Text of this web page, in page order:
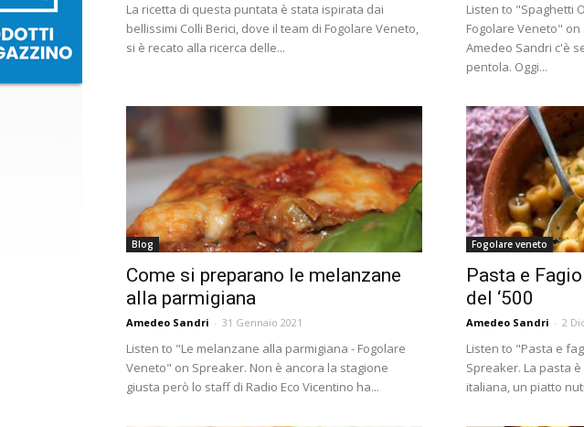
La ricetta di questa puntata è stata ispirata dai
bellissimi Colli Berici, dove il team di Fogolare Veneto,
si è recato alla ricerca delle...
Listen to "Spaghetti
Fogolare Veneto"
Amedeo Sandri c'è
pentola. Oggi...
Blog
Come si preparano le melanzane
alla parmigiana
Amedeo Sandri - 31 Gennaio 2021
Listen to "Le melanzane alla parmigiana - Fogolare
Veneto" on Spreaker. Non è ancora la stagione
giusta però lo staff di Radio Eco Vicentino ha...
Fogolare veneto
Pasta e
del ‘500
Amedeo Sandri - 2
Listen to "Pasta e
Spreaker. La pasta
italiana, un piatto